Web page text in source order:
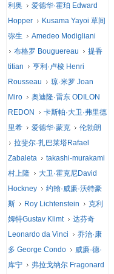
利奥
爱德华·霍珀 Edward
Hopper
Kusama Yayoi 草间
弥生
Amedeo Modigliani
布格罗 Bouguereau
提香
titian
亨利·卢梭 Henri
Rousseau
琼·米罗 Joan
Miro
奥迪隆·雷东 ODILON
REDON
卡斯帕·大卫·弗里德
里希
爱德华·蒙克
伦勃朗
拉斐尔·扎巴莱塔Rafael
Zabaleta
takashi-murakami
村上隆
大卫·霍克尼David
Hockney
约翰·威廉·沃特豪
斯
Roy Lichtenstein
克利
姆特Gustav Klimt
达芬奇
Leonardo da Vinci
乔治·康
多 George Condo
威廉·德·
库宁
弗拉戈纳尔 Fragonard